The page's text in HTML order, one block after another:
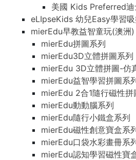
美國 Kids Preferred
eLIpseKids 幼兒Easy學習
mierEdu早教益智童玩(澳洲)
mierEdu拼圖系列
mierEdu3D立體拼圖系列
mierEdu 3D立體拼圖-仿
mierEdu益智學習拼圖系
mierEdu 2合1隨行磁性拼
mierEdu動動腦系列
mierEdu隨行小鐵盒系列
mierEdu磁性創意寶盒系
mierEdu口袋水彩畫冊系
mierEdu認知學習磁性寶